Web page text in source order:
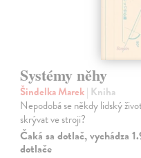
Systémy něhy
Šindelka Marek| Kniha
Nepodobá se někdy lidský
skrývat ve stroji?
Čaká sa dotlač, vychádza
dotlače